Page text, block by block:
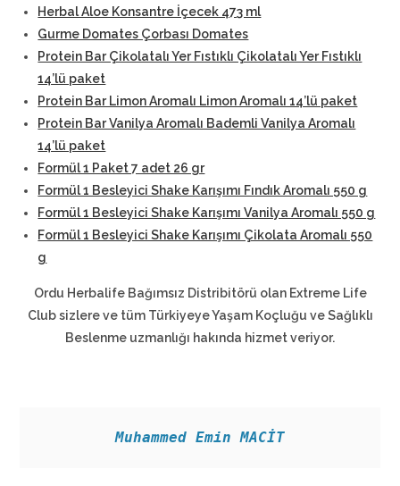
Herbal Aloe Konsantre İçecek 473 ml
Gurme Domates Çorbası Domates
Protein Bar Çikolatalı Yer Fıstıklı Çikolatalı Yer Fıstıklı
14’lü paket
Protein Bar Limon Aromalı Limon Aromalı 14’lü paket
Protein Bar Vanilya Aromalı Bademli Vanilya Aromalı
14’lü paket
Formül 1 Paket 7 adet 26 gr
Formül 1 Besleyici Shake Karışımı Fındık Aromalı 550 g
Formül 1 Besleyici Shake Karışımı Vanilya Aromalı 550 g
Formül 1 Besleyici Shake Karışımı Çikolata Aromalı 550
g
Ordu Herbalife Bağımsız Distribitörü olan Extreme Life
Club sizlere ve tüm Türkiyeye Yaşam Koçluğu ve Sağlıklı
Beslenme uzmanlığı hakında hizmet veriyor.
Muhammed Emin MACİT